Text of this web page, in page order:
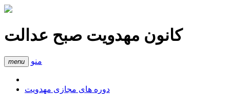
کانون مهدویت صبح عدالت
menu منو
دوره های مجازی مهدویت